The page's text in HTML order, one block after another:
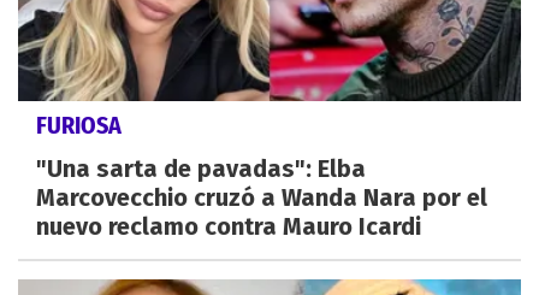
FURIOSA
"Una sarta de pavadas": Elba
Marcovecchio cruzó a Wanda Nara por el
nuevo reclamo contra Mauro Icardi